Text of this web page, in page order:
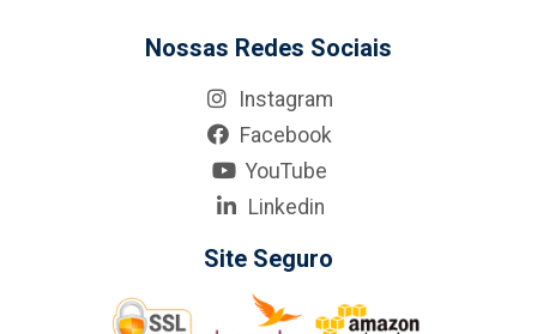
Nossas Redes Sociais
Instagram
Facebook
YouTube
Linkedin
Site Seguro